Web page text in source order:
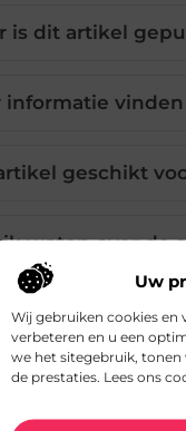
Uw
Wij gebruiken cookies en
verbeteren en u een
we het sitegebruik, tonen
de prestaties. Lees ons
is dit artikel
informatie
geschikt
weten over de
Pinterest